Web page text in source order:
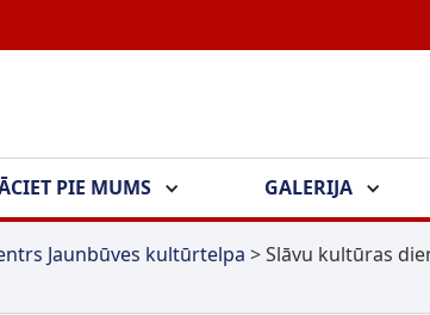
PIE MUMS GALERIJA
Jaunbūves kultūrtelpa >Slāvu kultūras